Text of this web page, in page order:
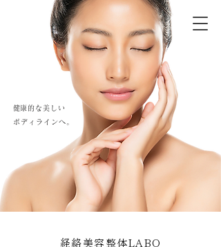
​健康的な美しい
ボディラインへ。
​経絡美容整体LABO